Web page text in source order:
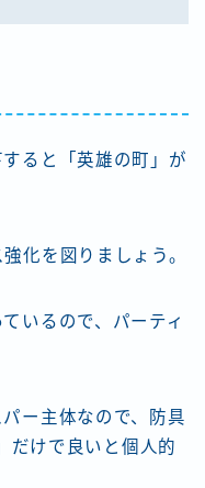
ると「英雄の町」が
化を図りましょう。
いるので、パーティ
ー主体なので、防具
だけで良いと個人的